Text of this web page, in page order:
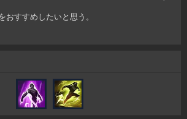
おすすめしたいと思う。